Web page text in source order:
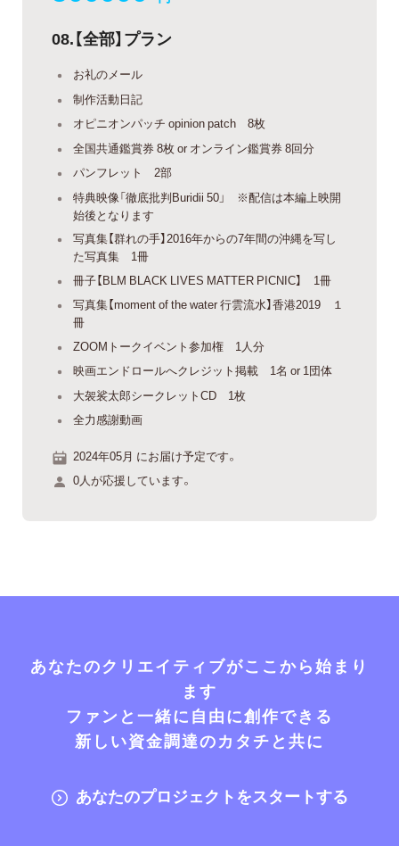
08.【全部】プラン
お礼のメール
制作活動日記
オピニオンパッチ opinion patch 8枚
全国共通鑑賞券 8枚 or オンライン鑑賞券 8回分
パンフレット 2部
特典映像「徹底批判Buridii 50」 ※配信は本編上映開
始後となります
写真集【群れの手】2016年からの7年間の沖縄を写し
た写真集 1冊
冊子【BLM BLACK LIVES MATTER PICNIC】 1冊
写真集【moment of the water 行雲流水】香港2019 １
冊
ZOOMトークイベント参加権 1人分
映画エンドロールへクレジット掲載 1名 or 1団体
大袈裟太郎シークレットCD 1枚
全力感謝動画
2024年05月 にお届け予定です。
0人が応援しています。
あなたのクリエイティブがここから始まり
ます
ファンと一緒に自由に創作できる
新しい資金調達のカタチと共に
あなたのプロジェクトをスタートする